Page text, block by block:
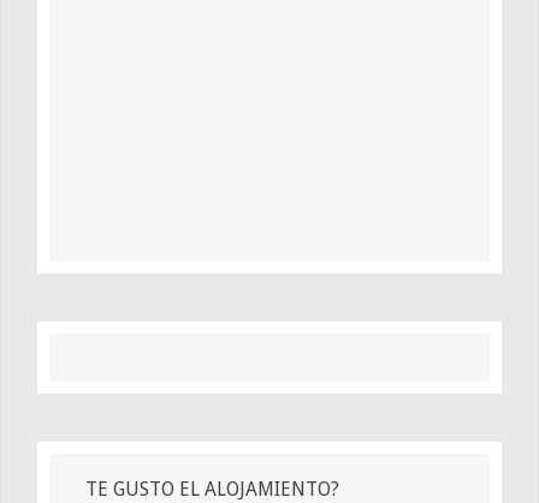
TE GUSTO EL ALOJAMIENTO?